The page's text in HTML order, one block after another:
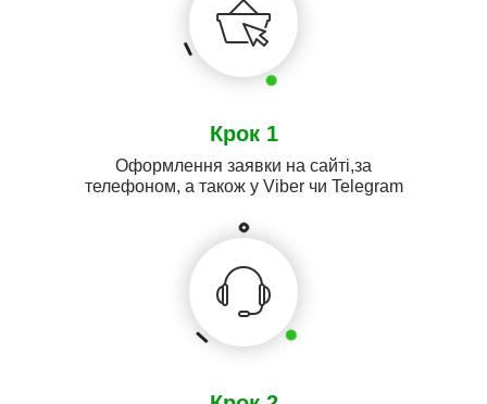
Крок 1
Оформлення заявки на сайті,за
телефоном, а також у Viber чи Telegram